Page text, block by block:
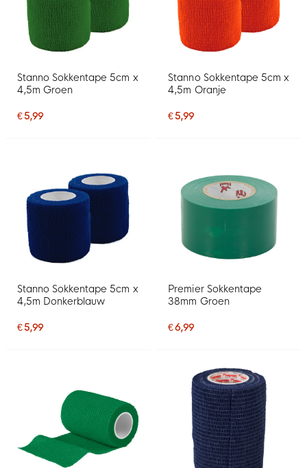
Stanno Sokkentape 5cm x
4,5m Groen
€ 5,99
Stanno Sokkentape 5cm x
4,5m Oranje
€ 5,99
Stanno Sokkentape 5cm x
4,5m Donkerblauw
€ 5,99
Premier Sokkentape
38mm Groen
€ 6,99